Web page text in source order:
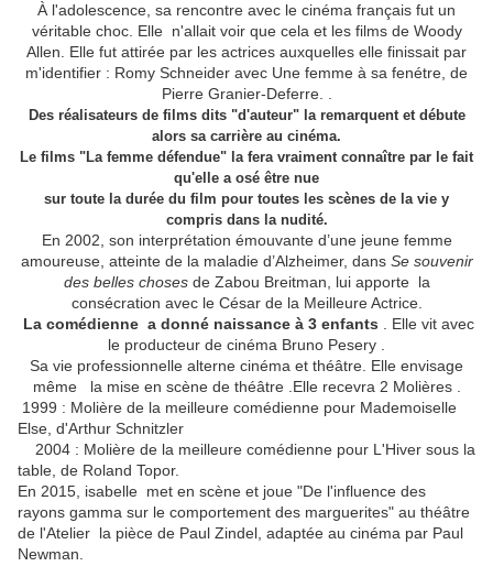
À l'adolescence, sa rencontre avec le cinéma français fut un
véritable choc. Elle n'allait voir que cela et les films de Woody
Allen. Elle fut attirée par les actrices auxquelles elle finissait par
m'identifier : Romy Schneider avec Une femme à sa fenétre, de
Pierre Granier-Deferre. .
Des réalisateurs de films dits "d'auteur" la remarquent et débute
alors sa carrière au cinéma.
Le films "La femme défendue" la fera vraiment connaître par le fait
qu'elle a osé être nue
sur toute la durée du film pour toutes les scènes de la vie y
compris dans la nudité.
En 2002, son interprétation émouvante d’une jeune femme
amoureuse, atteinte de la maladie d’Alzheimer, dans Se souvenir
des belles choses de Zabou Breitman, lui apporte la
consécration avec le César de la Meilleure Actrice.
La comédienne a donné naissance à 3 enfants
. Elle vit avec
le producteur de cinéma Bruno Pesery .
Sa vie professionnelle alterne cinéma et théâtre. Elle envisage
même la mise en scène de théâtre .Elle recevra 2 Molières .
1999 : Molière de la meilleure comédienne pour Mademoiselle
Else, d'Arthur Schnitzler
2004 : Molière de la meilleure comédienne pour L'Hiver sous la
table, de Roland Topor.
En 2015, isabelle met en scène et joue "De l'influence des
rayons gamma sur le comportement des marguerites" au théâtre
de l'Atelier la pièce de Paul Zindel, adaptée au cinéma par Paul
Newman.